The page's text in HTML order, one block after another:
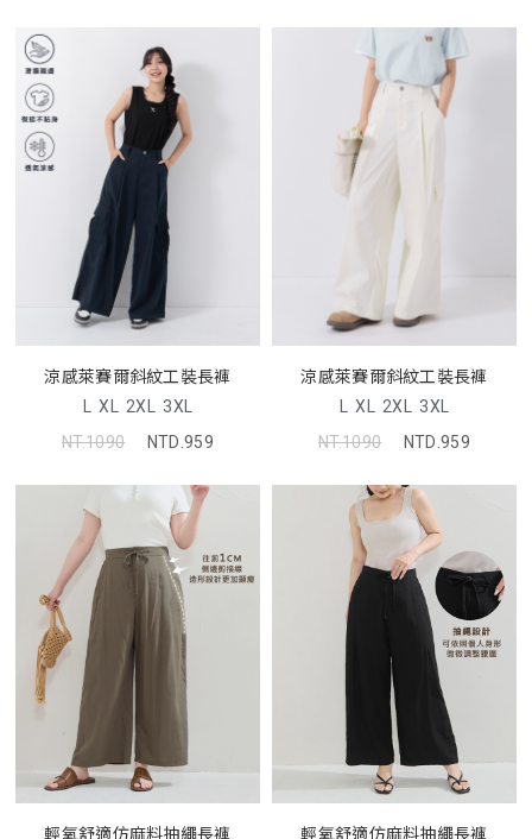
涼感萊賽爾斜紋工裝長褲
L XL 2XL 3XL
NT.1090
NTD.959
涼感萊賽爾斜紋工裝長褲
L XL 2XL 3XL
NT.1090
NTD.959